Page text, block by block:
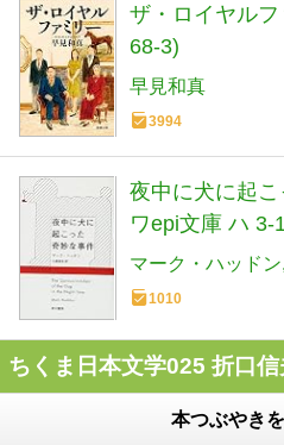
ザ・ロイヤル
68-3)
早見和真
3994
夜中に犬に起
ワepi文庫 ハ 3-
マーク・ハッドン
1010
ちくま日本文学025 折口
本つぶやき